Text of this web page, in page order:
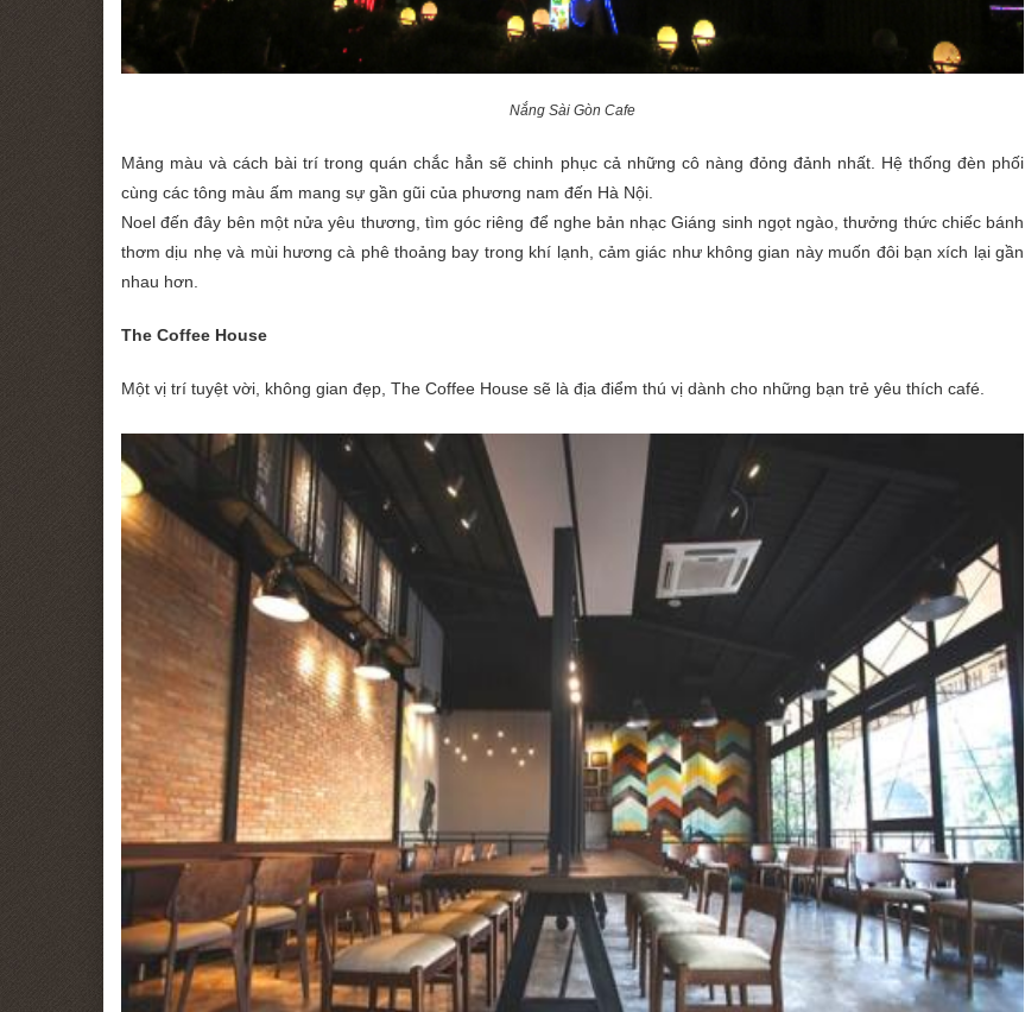
Nắng Sài Gòn Cafe
Mảng màu và cách bài trí trong quán chắc hẳn sẽ chinh phục cả những cô nàng đỏng đảnh nhất. Hệ thống đèn phối
cùng các tông màu ấm mang sự gần gũi của phương nam đến Hà Nội.
Noel đến đây bên một nửa yêu thương, tìm góc riêng để nghe bản nhạc Giáng sinh ngọt ngào, thưởng thức chiếc bánh
thơm dịu nhẹ và mùi hương cà phê thoảng bay trong khí lạnh, cảm giác như không gian này muốn đôi bạn xích lại gần
nhau hơn.
The Coffee House
Một vị trí tuyệt vời, không gian đẹp, The Coffee House sẽ là địa điểm thú vị dành cho những bạn trẻ yêu thích café.